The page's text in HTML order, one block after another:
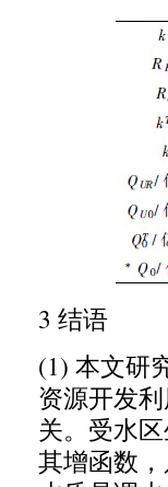
3 结语
(1) 本文研
资源开发
关。受水
其增函数 ，